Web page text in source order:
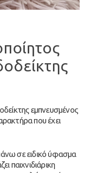
εμπνευσμένος
που έχει
σε ειδικό ύφασμα
παιχνιδιάρικη